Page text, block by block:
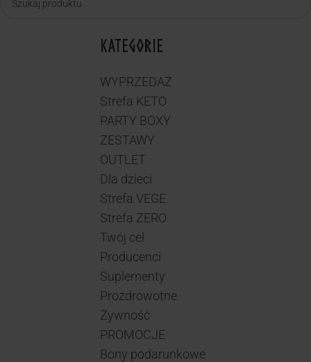
KATEGORIE
WYPRZEDAŻ
Strefa KETO
PARTY BOXY
ZESTAWY
OUTLET
Dla dzieci
Strefa VEGE
Strefa ZERO
Twój cel
Producenci
Suplementy
Prozdrowotne
Żywność
PROMOCJE
Bony podarunkowe